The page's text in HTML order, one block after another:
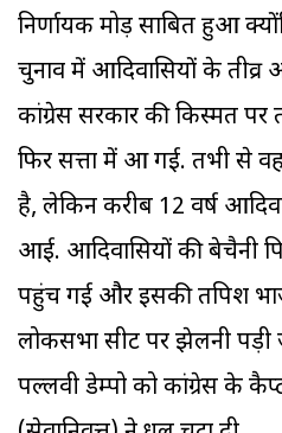
निर्णायक मोड़ साबित हुआ
चुनाव में आदिवासियों के
कांग्रेस सरकार की किस्मत
फिर सत्ता में आ गई. तभी से
है, लेकिन करीब 12 वर्ष
आई. आदिवासियों की बेचैनी
पहुंच गई और इसकी तपिश
लोकसभा सीट पर झेलनी पड़ी
पल्लवी डेम्पो को कांग्रेस के